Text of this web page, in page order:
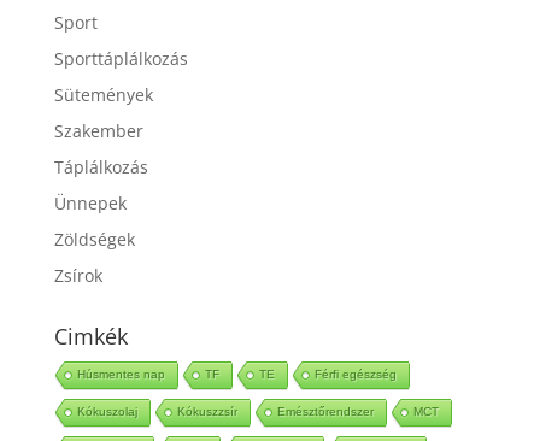
Sport
Sporttáplálkozás
Sütemények
Szakember
Táplálkozás
Ünnepek
Zöldségek
Zsírok
Cimkék
Húsmentes nap TF TE Férfi egészség
Kókuszolaj Kókuszzsír Emésztőrendszer MCT